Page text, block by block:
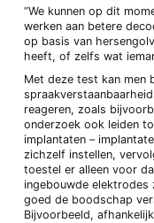
“We kunnen op dit
werken aan betere
op basis van
heeft, of zelfs wat
Met deze test kan men
reageren, zoals
onderzoek ook leiden
implantaten –
zichzelf instellen,
toestel er alleen voor
ingebouwde elektrodes
goed de boodschap
Bijvoorbeeld,